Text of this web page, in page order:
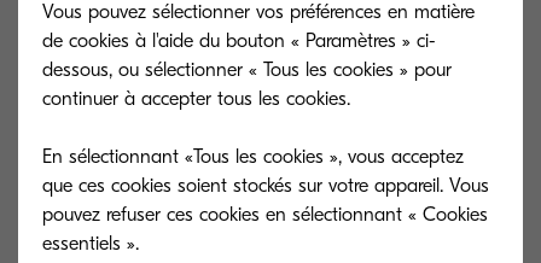
Vous pouvez sélectionner vos préférences en matière
de cookies à l'aide du bouton « Paramètres » ci-
dessous, ou sélectionner « Tous les cookies » pour
continuer à accepter tous les cookies.
En sélectionnant «Tous les cookies », vous acceptez
que ces cookies soient stockés sur votre appareil. Vous
pouvez refuser ces cookies en sélectionnant « Cookies
essentiels ».